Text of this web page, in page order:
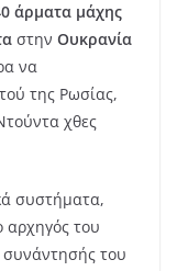
άρματα μάχης
στην Ουκρανία
να
της Ρωσίας,
χθες
συστήματα,
αρχηγός του
συνάντησής του